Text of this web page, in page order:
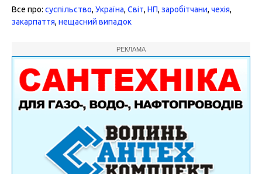
Все про: суспільство, Україна, Світ, НП, заробітчани, чехія,
закарпаття, нещасний випадок
РЕКЛАМА